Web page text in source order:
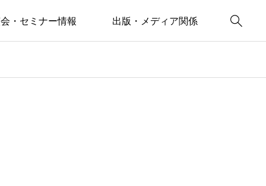
・セミナー情報 出版・メディア関係 